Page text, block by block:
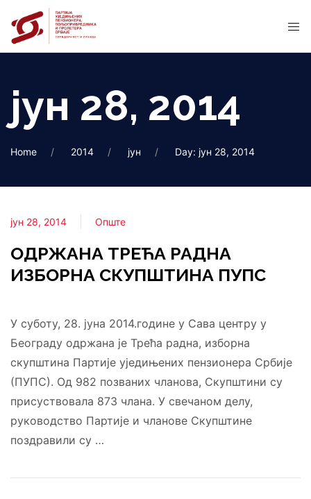
јун 28, 2014
Home 2014 јун Day: јун 28, 2014
јун 28, 2014 Опште
ОДРЖАНА ТРЕЋА РАДНА
ИЗБОРНА СКУПШТИНА ПУПС
У суботу, 28. јуна 2014.године у Сава центру у
Београду одржана је Трећа радна, изборна
скупштина Партије уједињених пензионера Србије
(ПУПС). Од 982 позваних чланова, Скупштини су
присуствовала 873 члана. У свечаном делу,
руководство Партије и чланове Скупштине
поздравили су …